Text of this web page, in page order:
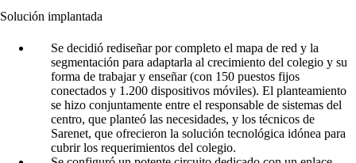
Solución implantada
Se decidió rediseñar por completo el mapa de red y la
segmentación para adaptarla al crecimiento del colegio y su
forma de trabajar y enseñar (con 150 puestos fijos
conectados y 1.200 dispositivos móviles). El planteamiento
se hizo conjuntamente entre el responsable de sistemas del
centro, que planteó las necesidades, y los técnicos de
Sarenet, que ofrecieron la solución tecnológica idónea para
cubrir los requerimientos del colegio.